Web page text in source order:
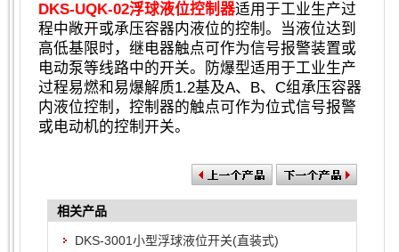
DKS-UQK-02浮球液位控制器适用于工业生产过
程中敞开或承压容器内液位的控制。当液位达到
高低基限时，继电器触点可作为信号报警装置或
电动泵等线路中的开关。防爆型适用于工业生产
过程易燃和易爆解质1.2基及A、B、C组承压容器
内液位控制，控制器的触点可作为位式信号报警
或电动机的控制开关。
相关产品
DKS-3001小型浮球液位开关(直装式)